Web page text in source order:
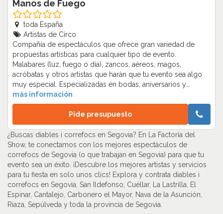
Manos de Fuego
toda España
Artistas de Circo
Compañía de espectáculos que ofrece gran variedad de
propuestas artísticas para cualquier tipo de evento.
Malabares (luz, fuego o día), zancos, aéreos, magos,
acróbatas y otros artistas que harán que tu evento sea algo
muy especial. Especializadas en bodas, aniversarios y
eventos corporativos, así como Animaciones infantiles.
Nuestros artistas Transmiten fuerza y glamour a cualquier
evento o fiesta. Creando un gran espectáculo.…
más información
Pide presupuesto
¿Buscas diables i correfocs en Segovia? En La Factoría del
Show, te conectamos con los mejores espectáculos de
correfocs de Segovia (o que trabajan en Segovia) para que tu
evento sea un éxito. ¡Descubre los mejores artistas y servicios
para tu fiesta en solo unos clics! Explora y contrata diables i
correfocs en Segovia, San Ildefonso, Cuéllar, La Lastrilla, El
Espinar, Cantalejo, Carbonero el Mayor, Nava de la Asunción,
Riaza, Sepúlveda y toda la provincia de Segovia.